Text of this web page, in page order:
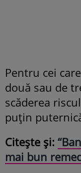
Pentru cei
două sau de
scăderea
puţin
Citește și:
mai bun